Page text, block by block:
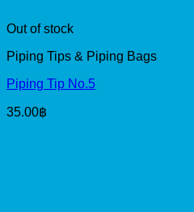
Out of stock
Piping Tips & Piping Bags
Piping Tip No.5
35.00฿